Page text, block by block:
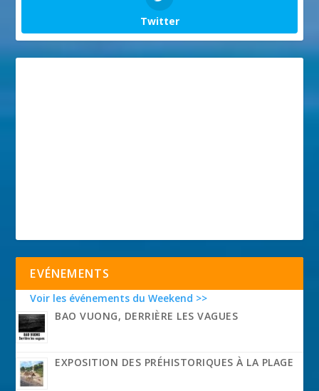
Twitter
EVÉNEMENTS
Voir les événements du Weekend >>
BAO VUONG, DERRIÈRE LES VAGUES
EXPOSITION DES PRÉHISTORIQUES À LA PLAGE